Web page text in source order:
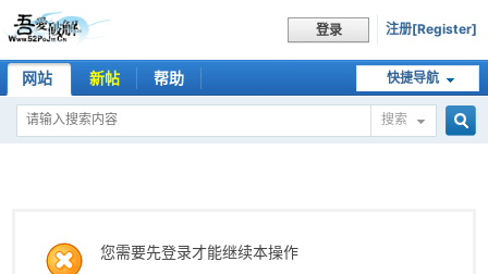
登录 注册[Register]
快捷导航
网站 新帖 帮助
搜索
您需要先登录才能继续本操作